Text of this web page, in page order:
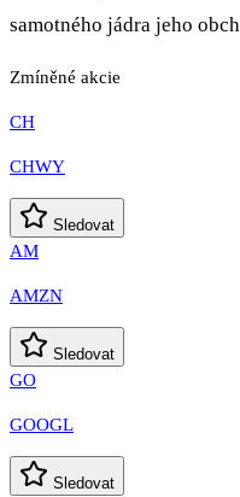
samotného jádra jeho
Zmíněné akcie
CH
CHWY
Sledovat
AM
AMZN
Sledovat
GO
GOOGL
Sledovat